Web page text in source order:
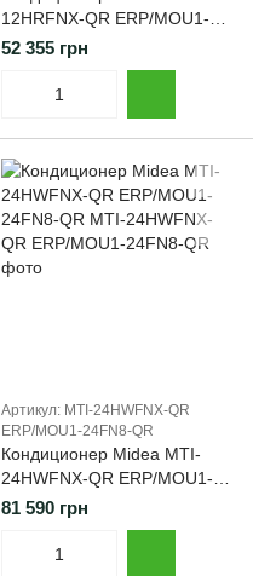
12HRFNX-QR ERP/MOU1-
12HFN8-QR
52 355 грн
Артикул: MTI-24HWFNX-QR
ERP/MOU1-24FN8-QR
Кондиционер Midea MTI-
24HWFNX-QR ERP/MOU1-
24FN8-QR
81 590 грн